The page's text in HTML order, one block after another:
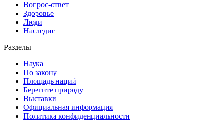
Вопрос-ответ
Здоровье
Люди
Наследие
Разделы
Наука
По закону
Площадь наций
Берегите природу
Выставки
Официальная информация
Политика конфиденциальности